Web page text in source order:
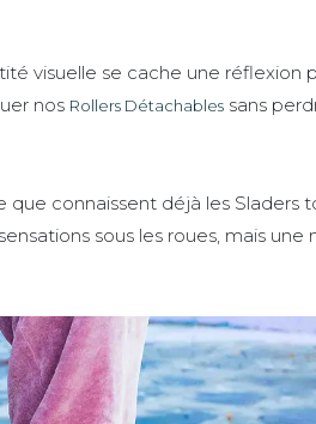
visuelle se cache une réflexion
nos Rollers Détachables sans
connaissent déjà les Sladers
sous les roues, mais une